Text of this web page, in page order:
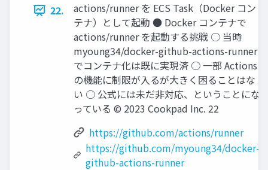
22.
actions/runner を ECS Task（Docker コン
テナ）として起動 ● Docker コンテナで
actions/runner を起動する挑戦 ○ 当時
myoung34/docker-github-actions-runner
でコンテナ化は既に実現済 ○ 一部 Actions
の機能に制限が入るが大きく困ることはな
い ○ 公式には未だ非対応、ということにな
っている © 2023 Cookpad Inc. 22
https://github.com/actions/runner
https://github.com/myoung34/docker-
github-actions-runner